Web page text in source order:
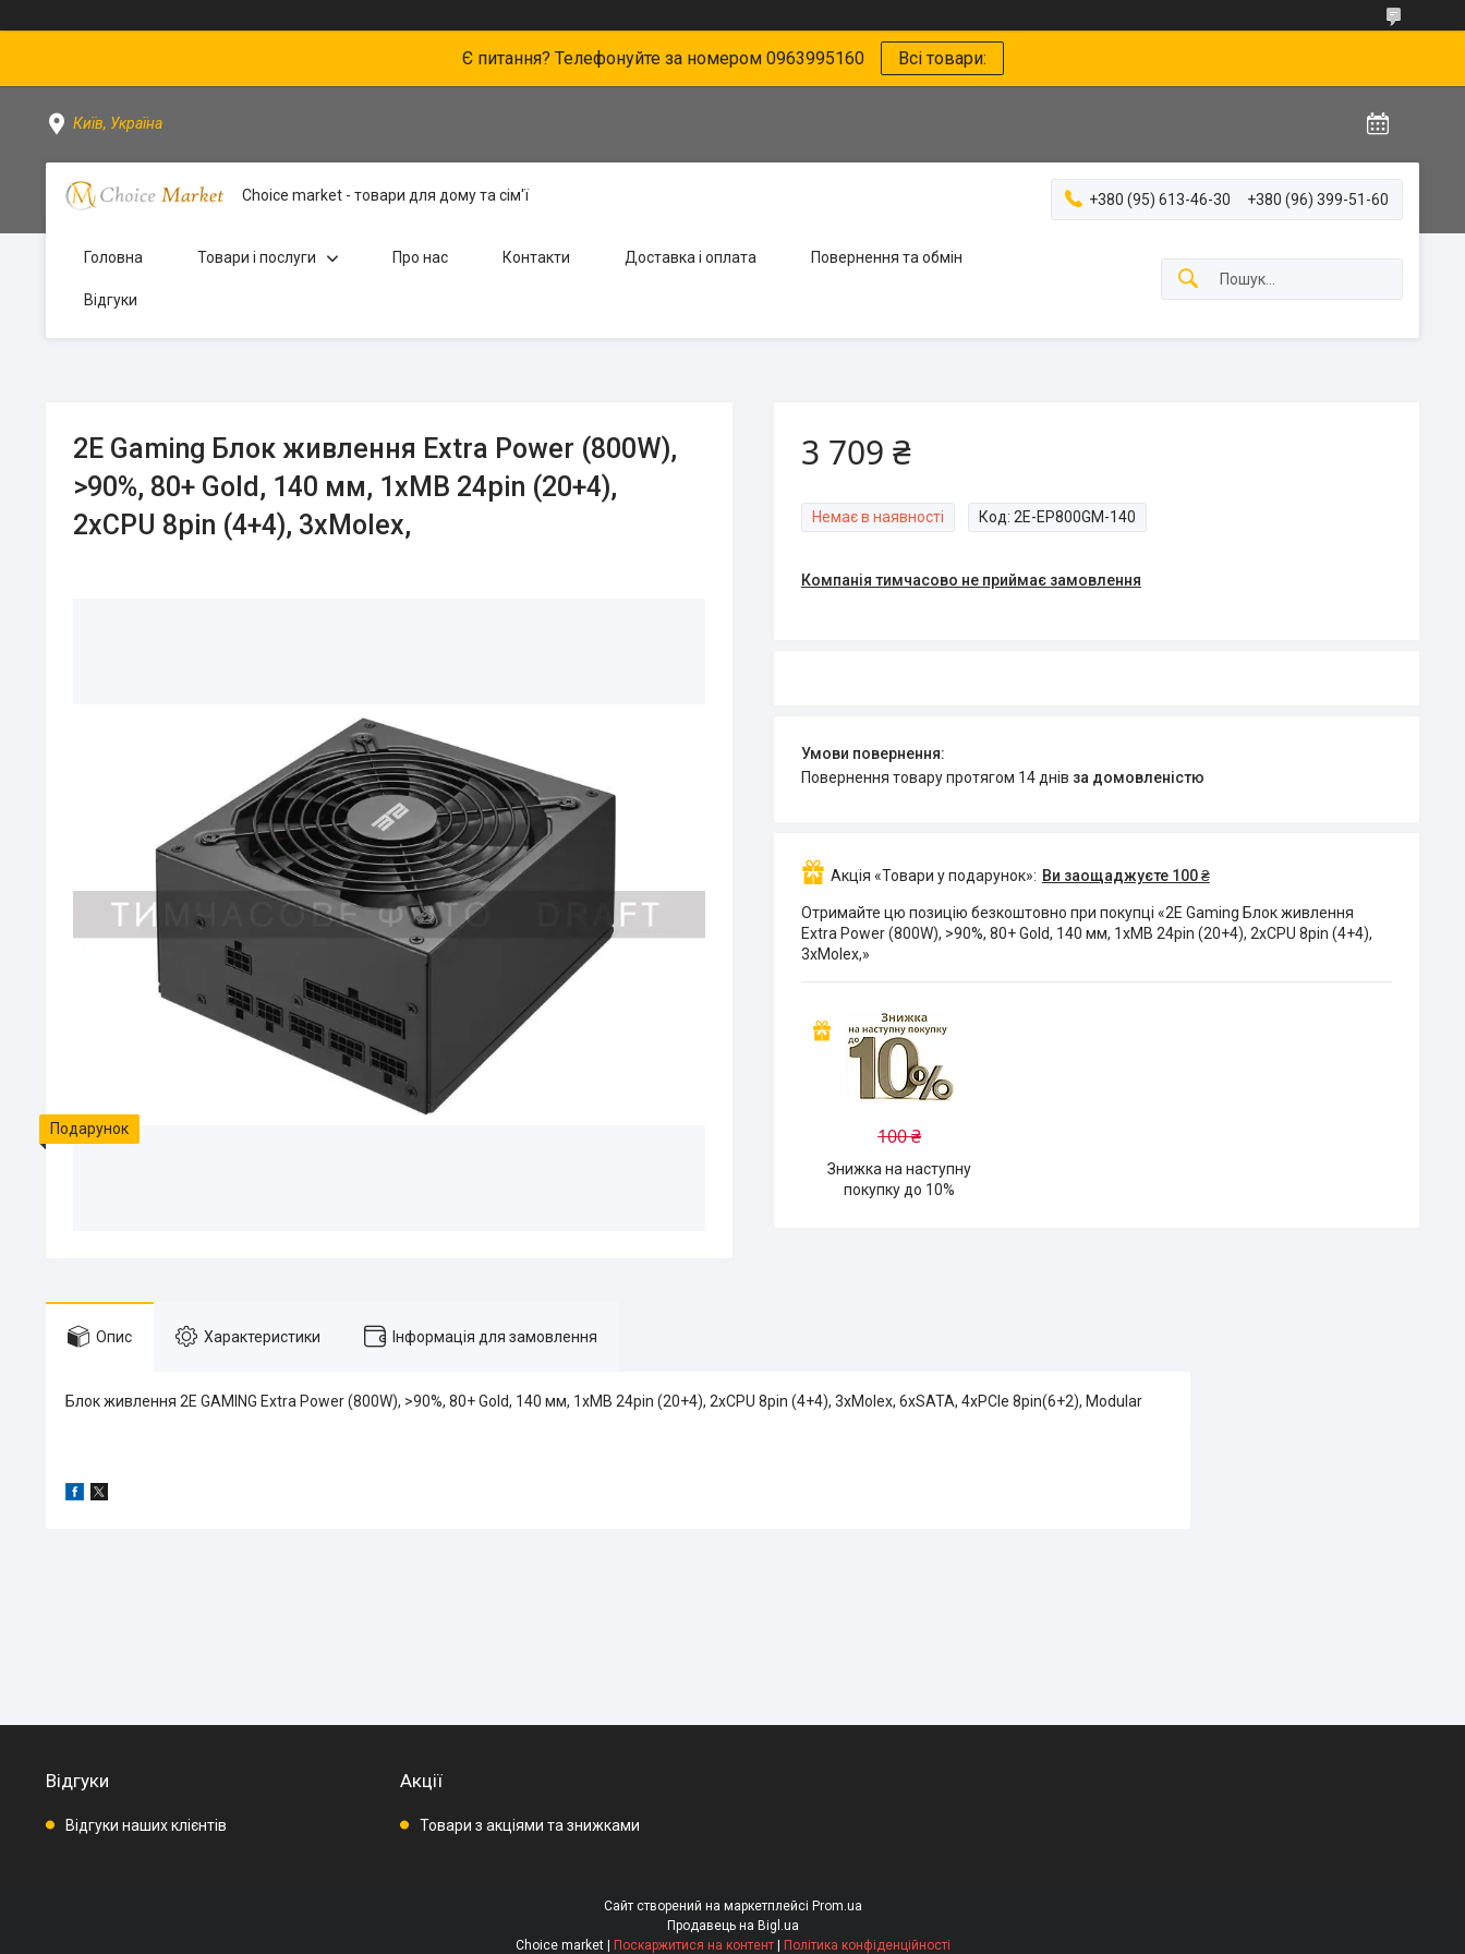
Є питання? Телефонуйте за номером 0963995160 Всі товари:
Київ, Україна
Choice market - товари для дому та сім'ї +380 (95) 613-46-30 +380 (96) 399-51-60
Головна Товари і послуги Про нас Контакти Доставка і оплата Повернення та обмін
Відгуки
2E Gaming Блок живлення Extra Power (800W),
>90%, 80+ Gold, 140 мм, 1xMB 24pin (20+4),
2xCPU 8pin (4+4), 3xMolex,
Подарунок
3 709 ₴
Немає в наявності Код: 2E-EP800GM-140
Компанія тимчасово не приймає замовлення
повернення товару протягом 14 днів за домовленістю
Акція «Товари у подарунок» Ви заощаджуєте 100 ₴
Отримайте цю позицію безкоштовно при покупці «2E Gaming Блок живлення
Extra Power (800W), >90%, 80+ Gold, 140 мм, 1xMB 24pin (20+4), 2xCPU 8pin (4+4),
3xMolex,»
100 ₴
Знижка на наступну
покупку до 10%
Опис Характеристики Інформація для замовлення
Блок живлення 2E GAMING Extra Power (800W), >90%, 80+ Gold, 140 мм, 1xMB 24pin (20+4), 2xCPU 8pin (4+4), 3xMolex, 6xSATA, 4xPCIe 8pin(6+2), Modular
Відгуки
Відгуки наших клієнтів
Акції
Товари з акціями та знижками
Сайт створений на маркетплейсі Prom.ua
Продавець на Bigl.ua
Поскаржитися на контент Політика конфіденційності